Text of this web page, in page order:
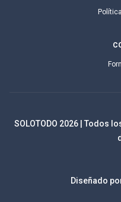
SOLOTODO 2026 | Todos
Diseñado